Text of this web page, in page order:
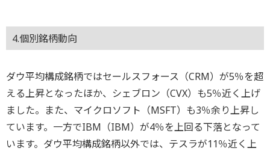
4.個別銘柄動向
ダウ平均構成銘柄ではセールスフォース（CRM）が5％を超
える上昇となったほか、シェブロン（CVX）も5％近く上げ
ました。また、マイクロソフト（MSFT）も3％余り上昇し
ています。一方でIBM（IBM）が4％を上回る下落となって
います。ダウ平均構成銘柄以外では、テスラが11％近く上